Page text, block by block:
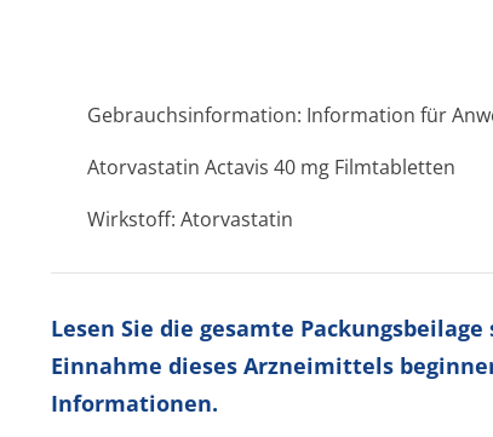
Gebrauchsinformation: Information für
Atorvastatin Actavis 40 mg Filmtabletten
Wirkstoff: Atorvastatin
Lesen Sie die gesamte
Einnahme dieses Arzneimittels
Informationen.